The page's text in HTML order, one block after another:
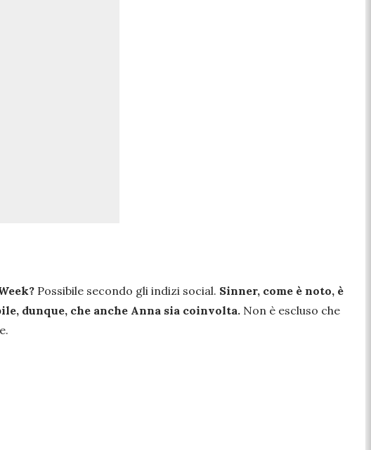
Possibile secondo gli indizi social. Sinner, come è noto, è
dunque, che anche Anna sia coinvolta. Non è escluso che